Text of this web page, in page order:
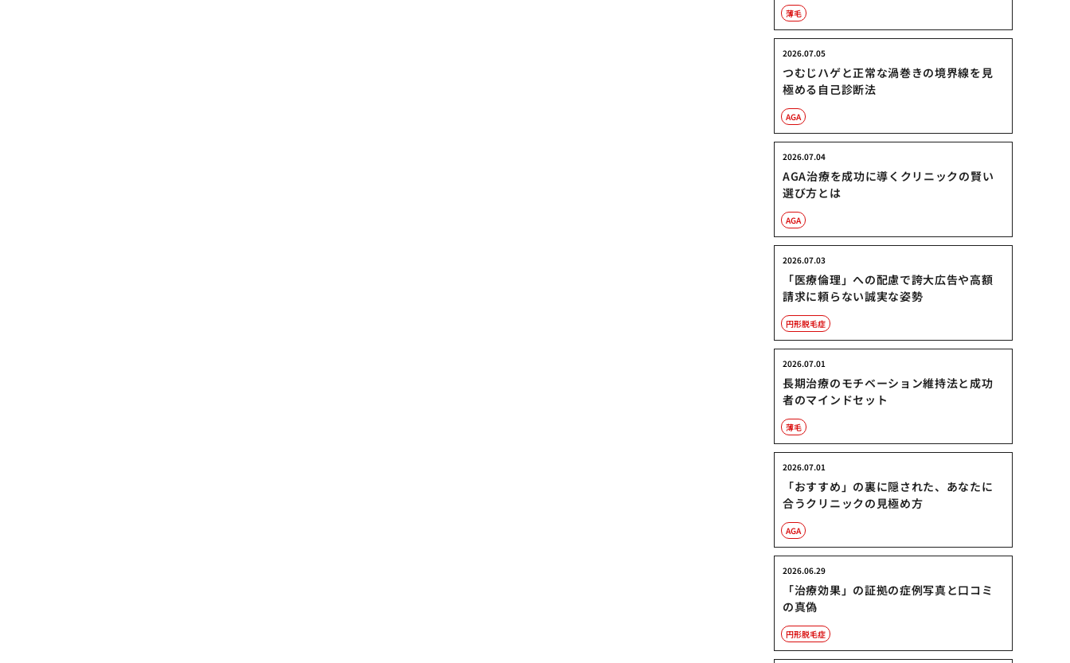
薄毛
つむじハゲと正常な渦巻きの境界線を見
極める自己診断法
2026.07.05
AGA
AGA治療を成功に導くクリニックの賢い
選び方とは
2026.07.04
AGA
「医療倫理」への配慮で誇大広告や高額
請求に頼らない誠実な姿勢
2026.07.03
円形脱毛症
長期治療のモチベーション維持法と成功
者のマインドセット
2026.07.01
薄毛
「おすすめ」の裏に隠された、あなたに
合うクリニックの見極め方
2026.07.01
AGA
「治療効果」の証拠の症例写真と口コミ
の真偽
2026.06.29
円形脱毛症